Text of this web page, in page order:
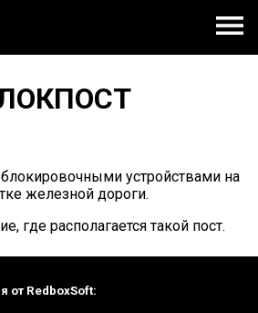
устройствами на
железной дороги.
где располагается такой пост.
от RedboxSoft: